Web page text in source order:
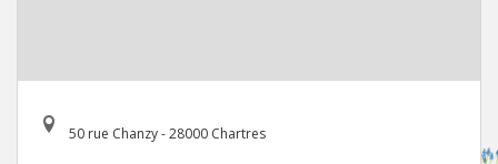
50 rue Chanzy - 28000 Chartres